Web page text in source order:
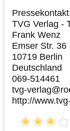
TVG Verlag -
Frank Wenz
Emser Str. 36
10719 Berlin
Deutschland
069-514461
tvg-
http://